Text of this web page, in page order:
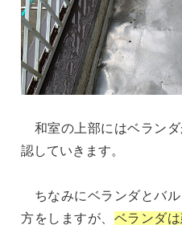
和室の上部にはベラン
認していきます。
ちなみにベランダとバ
方をしますが、 ベランダ